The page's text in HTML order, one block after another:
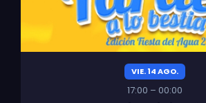
VIE. 14 AGO.
17:00 – 00:00